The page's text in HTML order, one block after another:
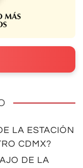
LA ESTACIÓN
CDMX?
DE LA